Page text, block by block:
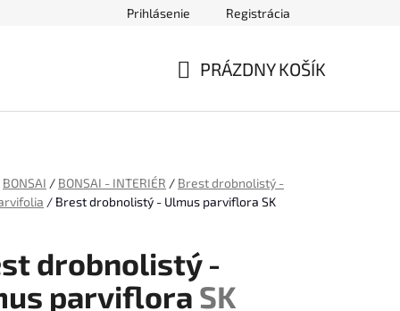
Prihlásenie Registrácia
PRÁZDNY KOŠÍK
BONSAI / BONSAI - INTERIÉR / Brest drobnolistý -
/ Brest drobnolistý - Ulmus parviflora SK
drobnolistý -
parviflora SK